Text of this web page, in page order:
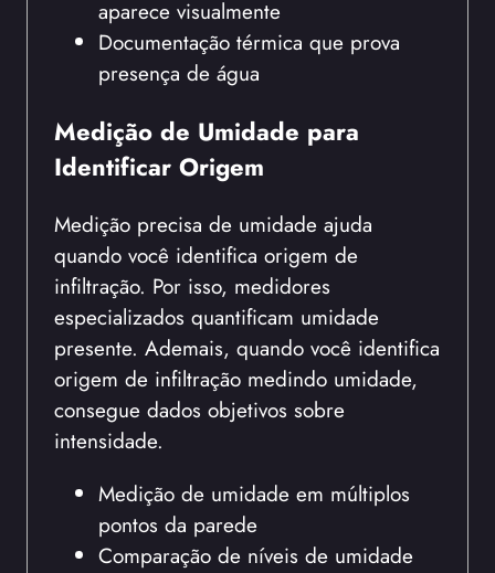
aparece visualmente
Documentação térmica que prova
presença de água
Medição de Umidade para
Identificar Origem
Medição precisa de umidade ajuda
quando você identifica origem de
infiltração. Por isso, medidores
especializados quantificam umidade
presente. Ademais, quando você identifica
origem de infiltração medindo umidade,
consegue dados objetivos sobre
intensidade.
Medição de umidade em múltiplos
pontos da parede
Comparação de níveis de umidade